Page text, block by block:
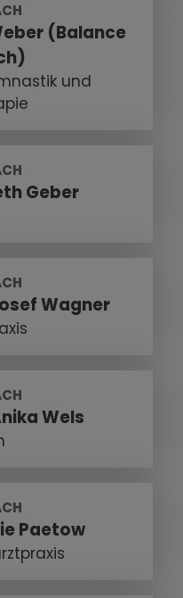
(Balance
und
Geber
Wagner
Wels
Paetow